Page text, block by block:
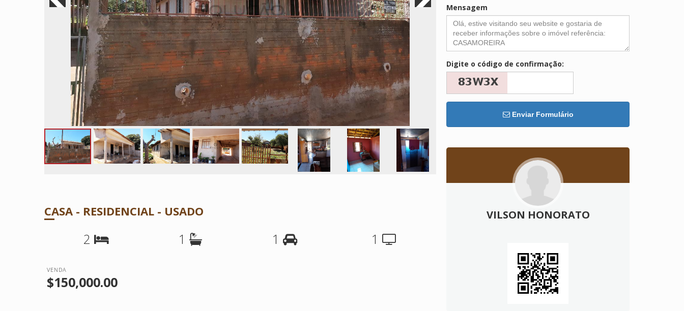
CASA - RESIDENCIAL - USADO
2 1 1 1
VENDA
$150,000.00
Mensagem
Digite o código de confirmação:
Enviar Formulário
VILSON HONORATO